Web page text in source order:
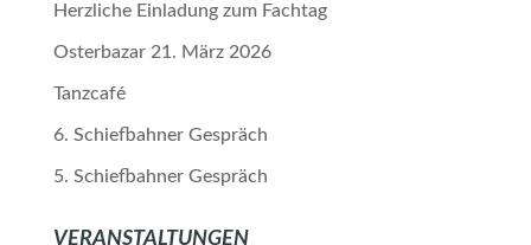
Herzliche Einladung zum Fachtag
Osterbazar 21. März 2026
Tanzcafé
6. Schiefbahner Gespräch
5. Schiefbahner Gespräch
VERANSTALTUNGEN